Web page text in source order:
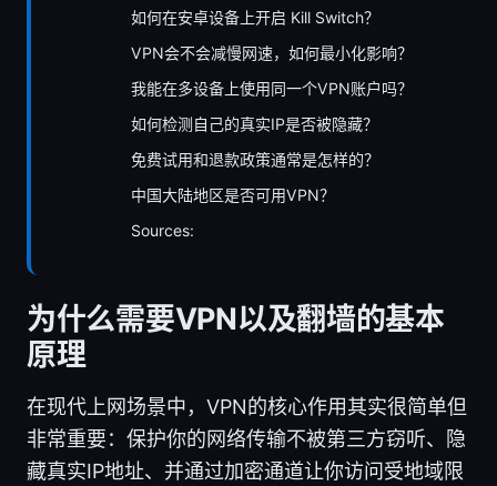
如何在安卓设备上开启 Kill Switch？
VPN会不会减慢网速，如何最小化影响？
我能在多设备上使用同一个VPN账户吗？
如何检测自己的真实IP是否被隐藏？
免费试用和退款政策通常是怎样的？
中国大陆地区是否可用VPN？
Sources:
为什么需要VPN以及翻墙的基本
原理
在现代上网场景中，VPN的核心作用其实很简单但
非常重要：保护你的网络传输不被第三方窃听、隐
藏真实IP地址、并通过加密通道让你访问受地域限